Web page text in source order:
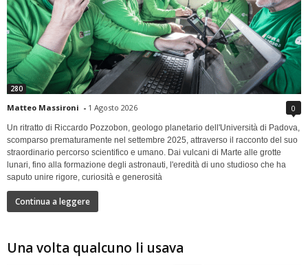
280
Matteo Massironi - 1 Agosto 2026 0
Un ritratto di Riccardo Pozzobon, geologo planetario dell'Università di Padova,
scomparso prematuramente nel settembre 2025, attraverso il racconto del suo
straordinario percorso scientifico e umano. Dai vulcani di Marte alle grotte
lunari, fino alla formazione degli astronauti, l'eredità di uno studioso che ha
saputo unire rigore, curiosità e generosità
Continua a leggere
Una volta qualcuno li usava